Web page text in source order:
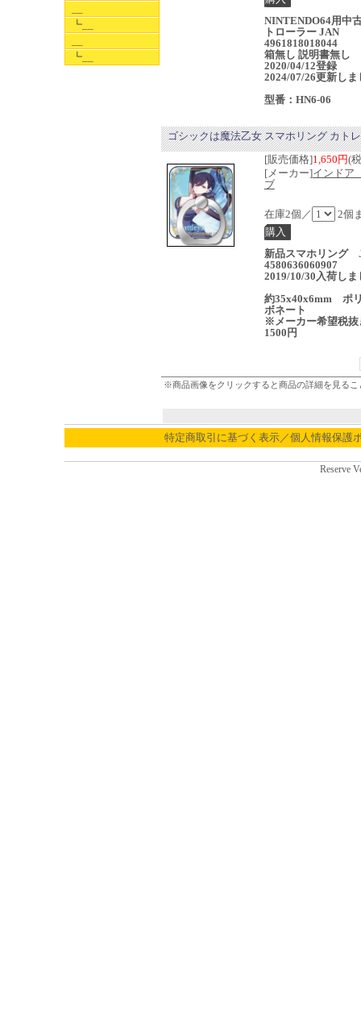
┗__
┗__
NINTENDO64用中
トローラー JAN
4961818018044
箱無し 説明書無し
2020/04/12登録
2024/07/26更新しま
型番：HN6-06
ゴシックは魔法乙女 スマホリング カト
[販売価格]1,650円(
[メーカー]インド
ブ
在庫2個／ 2個
新品スマホリング
4580636060907
2019/10/30入荷しま
約35x40x6mm ポ
ボネート
※メーカー希望税抜
1500円
※商品画像をクリックすると商品の詳細を見るこ
特定商取引に基づく表示／個人情報保護
Reserve